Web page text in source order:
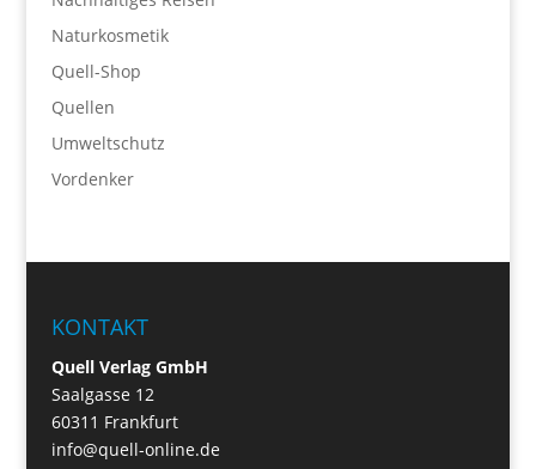
Naturkosmetik
Quell-Shop
Quellen
Umweltschutz
Vordenker
KONTAKT
Quell Verlag GmbH
Saalgasse 12
60311 Frankfurt
info@quell-online.de